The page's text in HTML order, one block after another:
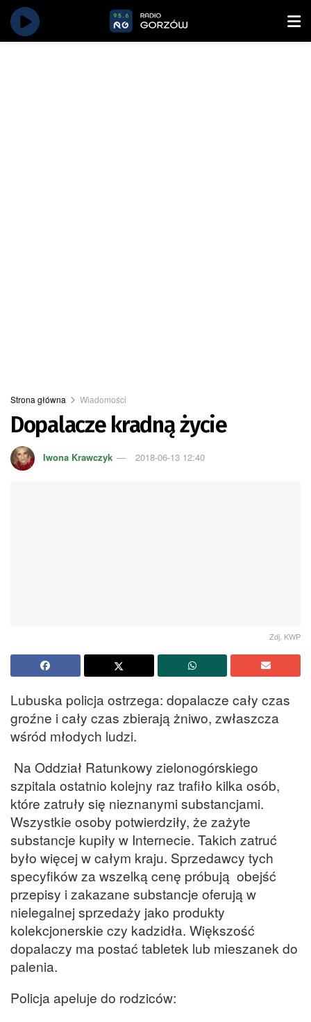
Strona główna Wiadomości
Dopalacze kradną życie
Iwona Krawczyk 2018-06-13 12:40
Zdj. KWP
Lubuska policja ostrzega: dopalacze cały czas
groźne i cały czas zbierają żniwo, zwłaszcza
wśród młodych ludzi.
Na Oddział Ratunkowy zielonogórskiego
szpitala ostatnio kolejny raz trafiło kilka osób,
które zatruły się nieznanymi substancjami.
Wszystkie osoby potwierdziły, że zażyte
substancje kupiły w Internecie. Takich zatruć
było więcej w całym kraju. Sprzedawcy tych
specyfików za wszelką cenę próbują obejść
przepisy i zakazane substancje oferują w
nielegalnej sprzedaży jako produkty
kolekcjonerskie czy kadzidła. Większość
dopalaczy ma postać tabletek lub mieszanek do
palenia.
Policja apeluje do rodziców: